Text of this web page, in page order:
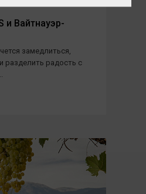
и Вайтнауэр-
замедлиться,
разделить радость с